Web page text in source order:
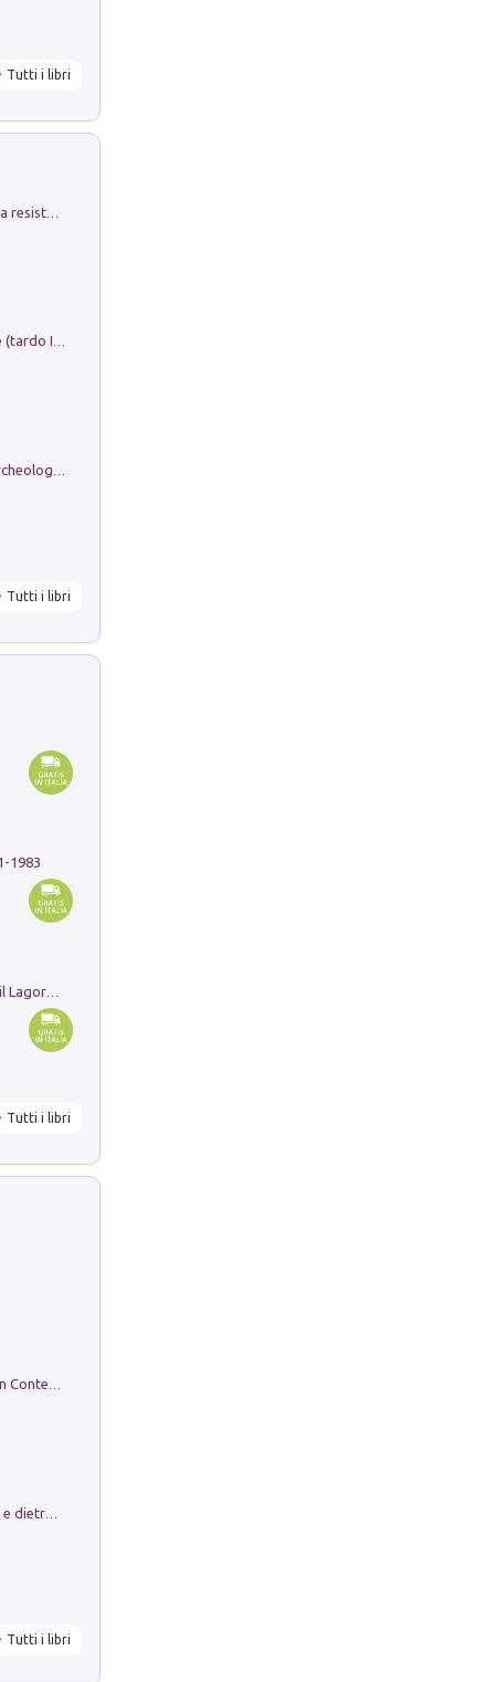
Tutti i libri
Sofiana. In Sicilia centro-meridionale (tardo III-metà IX secolo d.C.): dall'agro-town tardo-imperiale al villaggio medio-bizantino. Nuova ediz.
Tutti i libri
1983
Tutti i libri
in alto! Livello A1. Con CD-Audio. Con Contenuto digitale per accesso on line
Tutti i libri